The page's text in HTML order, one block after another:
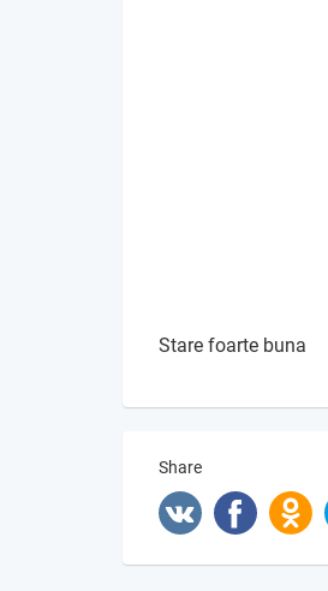
Stare foarte buna
Share